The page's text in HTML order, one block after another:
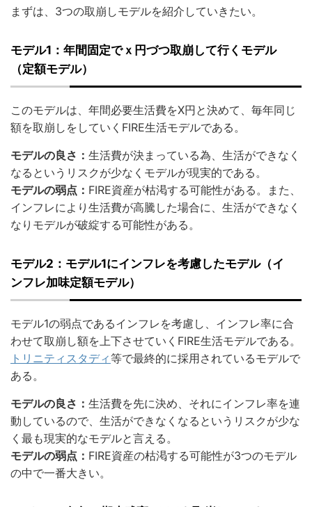
まずは、3つの取崩しモデルを紹介していきたい。
モデル1：年間固定でｘ円づつ取崩して行くモデル
（定額モデル）
このモデルは、年間必要生活費をX円と決めて、毎年同じ
額を取崩しをしていくFIRE生活モデルである。
モデルの良さ： 生活費が決まっている為、生活ができなく
なるというリスクが少なくモデルが現実的である。
モデルの弱点： FIRE資産が枯渇する可能性がある。また、
インフレにより生活費が高騰した場合に、生活ができなく
なりモデルが破綻する可能性がある。
モデル2：モデル1にインフレを考慮したモデル（イ
ンフレ加味定額モデル）
モデル1の弱点であるインフレを考慮し、インフレ率に合
わせて取崩し額を上下させていくFIRE生活モデルである。
トリニティスタディ等で最終的に採用されているモデルで
ある。
モデルの良さ： 生活費を先に決め、それにインフレ率を連
動しているので、生活ができなくなるというリスクが少な
く最も現実的なモデルと言える。
モデルの弱点： FIRE資産の枯渇する可能性が3つのモデル
の中で一番大きい。